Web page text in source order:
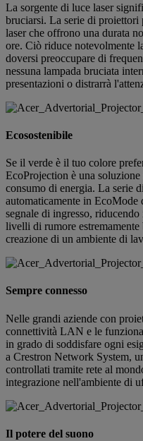
La sorgente di luce laser
bruciarsi. La serie di
laser che offrono una durata
ore. Ciò riduce notevolmente
doversi preoccupare di
nessuna lampada bruciata
presentazioni o distrarrà
Ecosostenibile
Se il verde è il tuo colore
EcoProjection è una
consumo di energia. La serie
automaticamente in
segnale di ingresso,
livelli di rumore
creazione di un ambiente di
Sempre connesso
Nelle grandi aziende con
connettività LAN e le
in grado di soddisfare ogni
a Crestron Network System,
controllati tramite rete al
integrazione nell'ambiente di
Il potere del suono